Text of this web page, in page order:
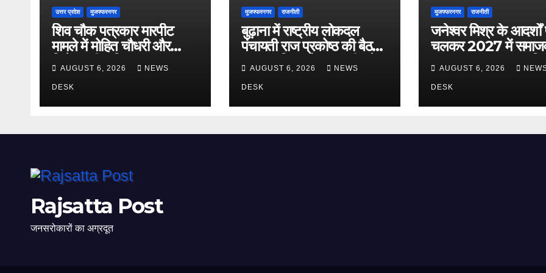
उत्तर प्रदेश मुजफ्फरनगर
शिव चौक पत्रकार मारपीट
मामले में मोहित चौधरी और
विजेंद्र की अग्रिम जमानत
अर्जी खारिज
AUGUST 6, 2026 NEWS
DESK
मुजफ्फरनगर राजनीती
बुढ़ाना में राष्ट्रीय लोकदल
पंचायती राज प्रकोष्ठ की बैठक
सम्पन्न, बिधुर मोहन त्यागी बने
जिलाध्यक्ष
AUGUST 6, 2026 NEWS
DESK
मुजफ्फरनगर राजनीती
जनेश्वर मिश्र के आदर्शों
चलकर 2027 में
सरकार बनाना लक्ष्य : ज़िया
चौधरी
AUGUST 6, 2026
DESK
Rajsatta Post
जनसरोकारों का अग्रदूत